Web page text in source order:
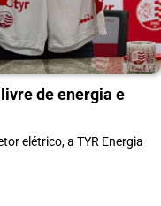
de energia e
elétrico, a TYR Energia